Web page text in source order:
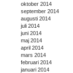
oktober 2014
september 2014
augusti 2014
juli 2014
juni 2014
maj 2014
april 2014
mars 2014
februari 2014
januari 2014